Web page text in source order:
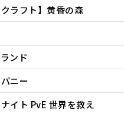
クラフト】黄昏の森
ンド
ニー
イト PvE 世界を救え